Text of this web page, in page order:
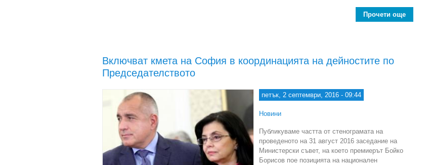
Прочети още
Включват кмета на София в координацията на дейностите по
Председателството
петък, 2 септември, 2016 - 09:44
Новини
Публикуваме частта от стенограмата на
проведеното на 31 август 2016 заседание на
Министерски съвет, на което премиерът Бойко
Борисов пое позицията на национален